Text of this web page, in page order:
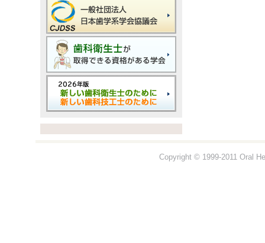
Copyright © 1999-2011 Oral